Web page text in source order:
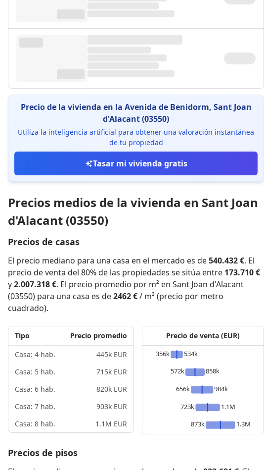
Precio de la vivienda en la Avenida de Benidorm, Sant Joan
d'Alacant (03550)
Utiliza la inteligencia artificial para obtener una valoración instantánea
de tu propiedad
Tasar mi vivienda gratis
Precios medios de la vivienda en Sant Joan
d'Alacant (03550)
Precios de casas
El precio mediano para una casa en el mercado es de540.432 €. El
precio de venta del 80% de las propiedades se sitúa entre 173.710 €
y2.007.318 €. El precio promedio por m² en Sant Joan d'Alacant
(03550) para una casa es de2462 €/ m² (precio por metro
cuadrado).
Tipo
Precio promedio
Casa: 4 hab.
445k EUR
Casa: 5 hab.
715k EUR
Casa: 6 hab.
820k EUR
Casa: 7 hab.
903k EUR
Casa: 8 hab.
1.1M EUR
Precio de venta (EUR)
356k
534k
572k
858k
656k
984k
723k
1.1M
873k
1.3M
Precios de pisos